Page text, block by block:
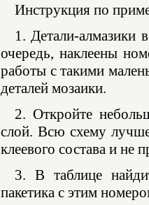
Инструкция по
1. Детали-алмазики
очередь, наклеены
работы с такими
деталей мозаики.
2. Откройте
слой. Всю схему
клеевого состава и не
3. В таблице
пакетика с этим